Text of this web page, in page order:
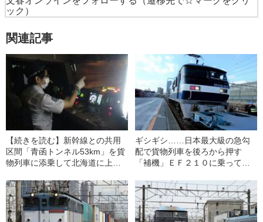
ック）
関連記事
【続きを読む】新幹線との共用
区間「青函トンネル53km」を貨
物列車に添乗して北海道に上陸
ギシギシ……日本最大級の急勾
配で貨物列車を後ろから押す
「補機」ＥＦ２１０に乗ってき